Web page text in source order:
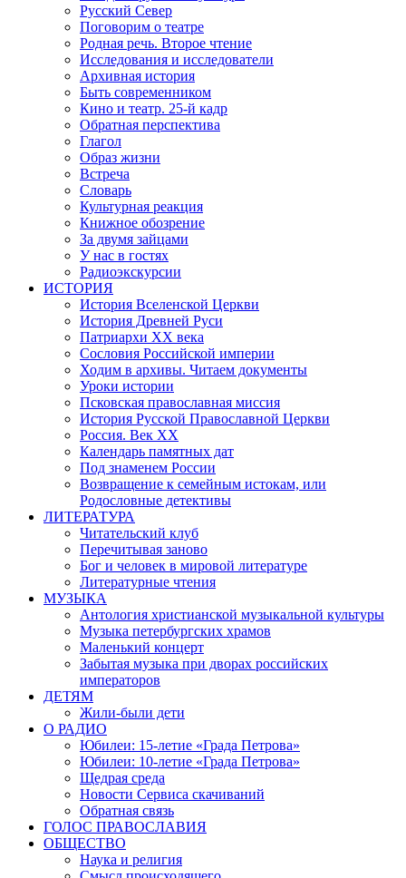
Русский Север
Поговорим о театре
Родная речь. Второе чтение
Исследования и исследователи
Архивная история
Быть современником
Кино и театр. 25-й кадр
Обратная перспектива
Глагол
Образ жизни
Встреча
Словарь
Культурная реакция
Книжное обозрение
За двумя зайцами
У нас в гостях
Радиоэкскурсии
ИСТОРИЯ
История Вселенской Церкви
История Древней Руси
Патриархи XX века
Сословия Российской империи
Ходим в архивы. Читаем документы
Уроки истории
Псковская православная миссия
История Русской Православной Церкви
Россия. Век ХХ
Календарь памятных дат
Под знаменем России
Возвращение к семейным истокам, или
Родословные детективы
ЛИТЕРАТУРА
Читательский клуб
Перечитывая заново
Бог и человек в мировой литературе
Литературные чтения
МУЗЫКА
Антология христианской музыкальной культуры
Музыка петербургских храмов
Маленький концерт
Забытая музыка при дворах российских
императоров
ДЕТЯМ
Жили-были дети
О РАДИО
Юбилеи: 15-летие «Града Петрова»
Юбилеи: 10-летие «Града Петрова»
Щедрая среда
Новости Сервиса скачиваний
Обратная связь
ГОЛОС ПРАВОСЛАВИЯ
ОБЩЕСТВО
Наука и религия